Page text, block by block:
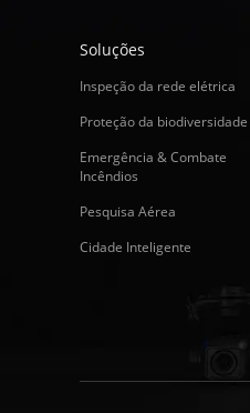
Soluções
Inspeção da rede elétrica
Proteção da biodiversidade
Emergência & Combate
Incêndios
Pesquisa Aérea
Cidade Inteligente